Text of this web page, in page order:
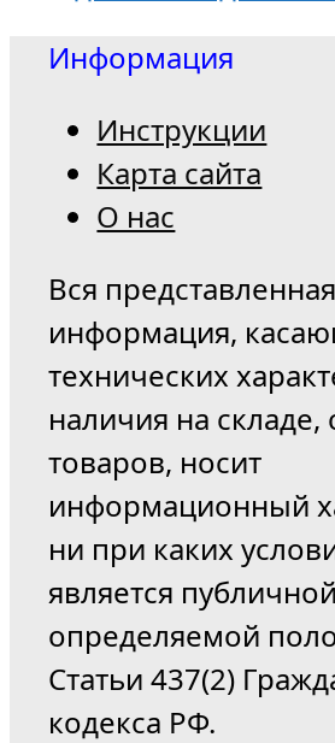
Информация
Инструкции
Карта сайта
О нас
Вся
информация,
технических
наличия на складе,
товаров, носит
информационный
ни при каких
является
определяемой
Статьи 437(2)
кодекса РФ.